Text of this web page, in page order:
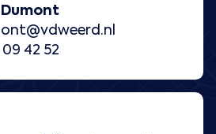
Dumont
42 52